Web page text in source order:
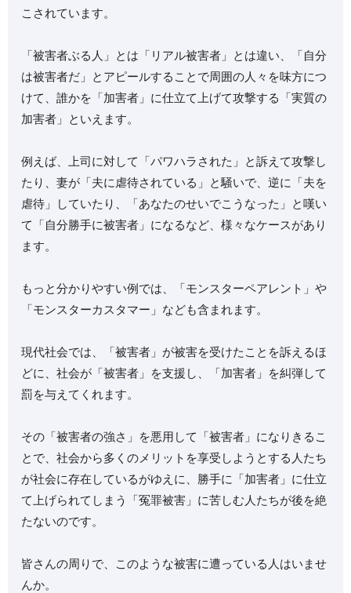
こされています。
「被害者ぶる人」とは「リアル被害者」とは違い、「自分
は被害者だ」とアピールすることで周囲の人々を味方につ
けて、誰かを「加害者」に仕立て上げて攻撃する「実質の
加害者」といえます。
例えば、上司に対して「パワハラされた」と訴えて攻撃し
たり、妻が「夫に虐待されている」と騒いで、逆に「夫を
虐待」していたり、「あなたのせいでこうなった」と嘆い
て「自分勝手に被害者」になるなど、様々なケースがあり
ます。
もっと分かりやすい例では、「モンスターペアレント」や
「モンスターカスタマー」なども含まれます。
現代社会では、「被害者」が被害を受けたことを訴えるほ
どに、社会が「被害者」を支援し、「加害者」を糾弾して
罰を与えてくれます。
その「被害者の強さ」を悪用して「被害者」になりきるこ
とで、社会から多くのメリットを享受しようとする人たち
が社会に存在しているがゆえに、勝手に「加害者」に仕立
て上げられてしまう「冤罪被害」に苦しむ人たちが後を絶
たないのです。
皆さんの周りで、このような被害に遭っている人はいませ
んか。